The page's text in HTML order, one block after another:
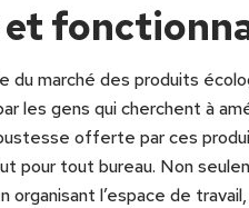
du marché des produits
les gens qui cherchent à
offerte par ces
pour tout bureau. Non
l’espace de